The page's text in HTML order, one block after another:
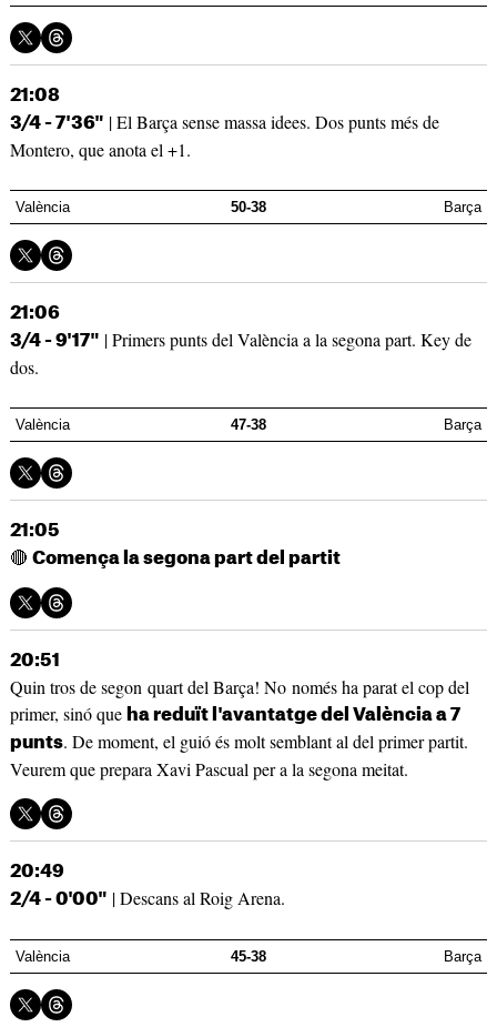
21:08
3/4 - 7'36" | El Barça sense massa idees. Dos punts més de
Montero, que anota el +1.
València 50-38 Barça
21:06
3/4 - 9'17" | Primers punts del València a la segona part. Key de
dos.
València 47-38 Barça
21:05
🔴 Comença la segona part del partit
20:51
Quin tros de segon quart del Barça! No només ha parat el cop del
primer, sinó que ha reduït l'avantatge del València a 7
punts. De moment, el guió és molt semblant al del primer partit.
Veurem que prepara Xavi Pascual per a la segona meitat.
20:49
2/4 - 0'00" | Descans al Roig Arena.
València 45-38 Barça